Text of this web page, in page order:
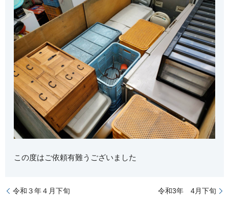
この度はご依頼有難うございました
令和３年４月下旬 令和3年 4月下旬